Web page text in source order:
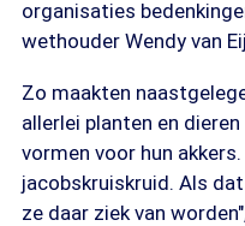
organisaties
wethouder Wendy van
Zo maakten
allerlei planten en
vormen voor hun
jacobskruiskruid. Als
ze daar ziek van